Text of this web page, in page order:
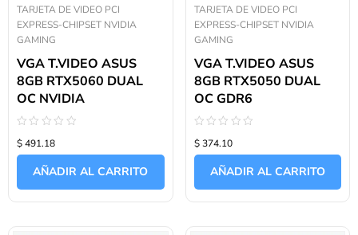
TARJETA DE VIDEO PCI
EXPRESS-CHIPSET NVIDIA
GAMING
VGA T.VIDEO ASUS
8GB RTX5060 DUAL
OC NVIDIA
con
0
$ 491.18
AÑADIR AL CARRITO
TARJETA DE VIDEO PCI
EXPRESS-CHIPSET NVIDIA
GAMING
VGA T.VIDEO ASUS
8GB RTX5050 DUAL
OC GDR6
con
0
$ 374.10
AÑADIR AL CARRITO